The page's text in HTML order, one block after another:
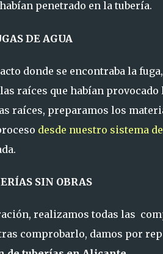
penetrado en la tubería.
DE AGUA
donde se encontraba la
raíces que habían provocado
raíces, preparamos los
desde nuestro sistema
SIN OBRAS
realizamos todas las
comprobarlo, damos por